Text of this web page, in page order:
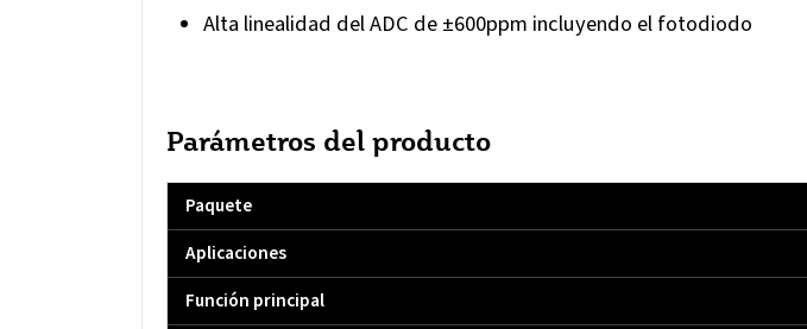
Alta linealidad del ADC de ±600ppm incluyendo el fotodiodo
Parámetros del producto
Paquete
Aplicaciones
Función principal